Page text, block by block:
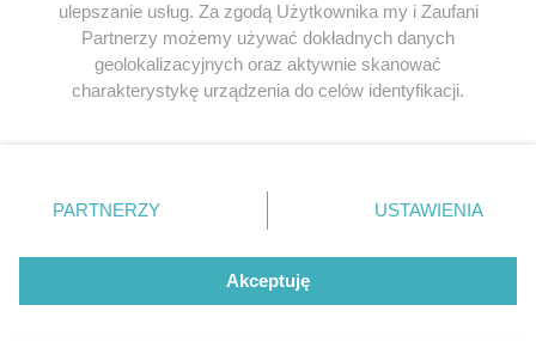
Twój adres e-mail nie zostanie opublikowany.
Wymagane pola są oznaczone *
KOMENTARZ
ulepszanie usług. Za zgodą Użytkownika my i Zaufani
Partnerzy możemy używać dokładnych danych
geolokalizacyjnych oraz aktywnie skanować
charakterystykę urządzenia do celów identyfikacji.
zmienić/wycofać klikając przycisk ustawień prywatności
znajdujący się w lewym dolnym rogu strony
. Niektóre
użytkownika, ale masz prawo sprzeciwić się takiemu
przetwarzaniu. Preferencje będą miały zastosowania tylko
PARTNERZY USTAWIENIA
Akceptuję